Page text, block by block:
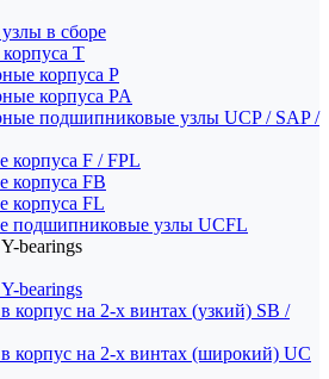
в сборе
T
корпуса P
корпуса PA
подшипниковые узлы UCP / SAP /
корпуса F / FPL
корпуса FB
корпуса FL
подшипниковые узлы UCFL
bearings
bearings
на 2-х винтах (узкий) SB /
корпус на 2-х винтах (широкий) UC